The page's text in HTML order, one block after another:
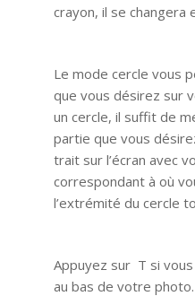
crayon, il se changera
Le mode cercle vous
que vous désirez sur
un cercle, il suffit de
partie que vous
trait sur l’écran avec
correspondant à où
l’extrémité du cercle
Appuyez sur T si
au bas de votre photo.